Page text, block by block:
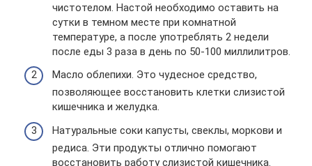
чистотелом. Настой необходимо оставить на
сутки в темном месте при комнатной
температуре, а после употреблять 2 недели
после еды 3 раза в день по 50-100 миллилитров.
Масло облепихи. Это чудесное средство,
позволяющее восстановить клетки слизистой
кишечника и желудка.
Натуральные соки капусты, свеклы, моркови и
редиса. Эти продукты отлично помогают
восстановить работу слизистой кишечника.